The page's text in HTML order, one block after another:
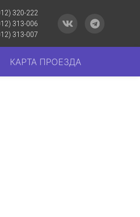
320-222
313-006
313-007
КАРТА ПРОЕЗДА